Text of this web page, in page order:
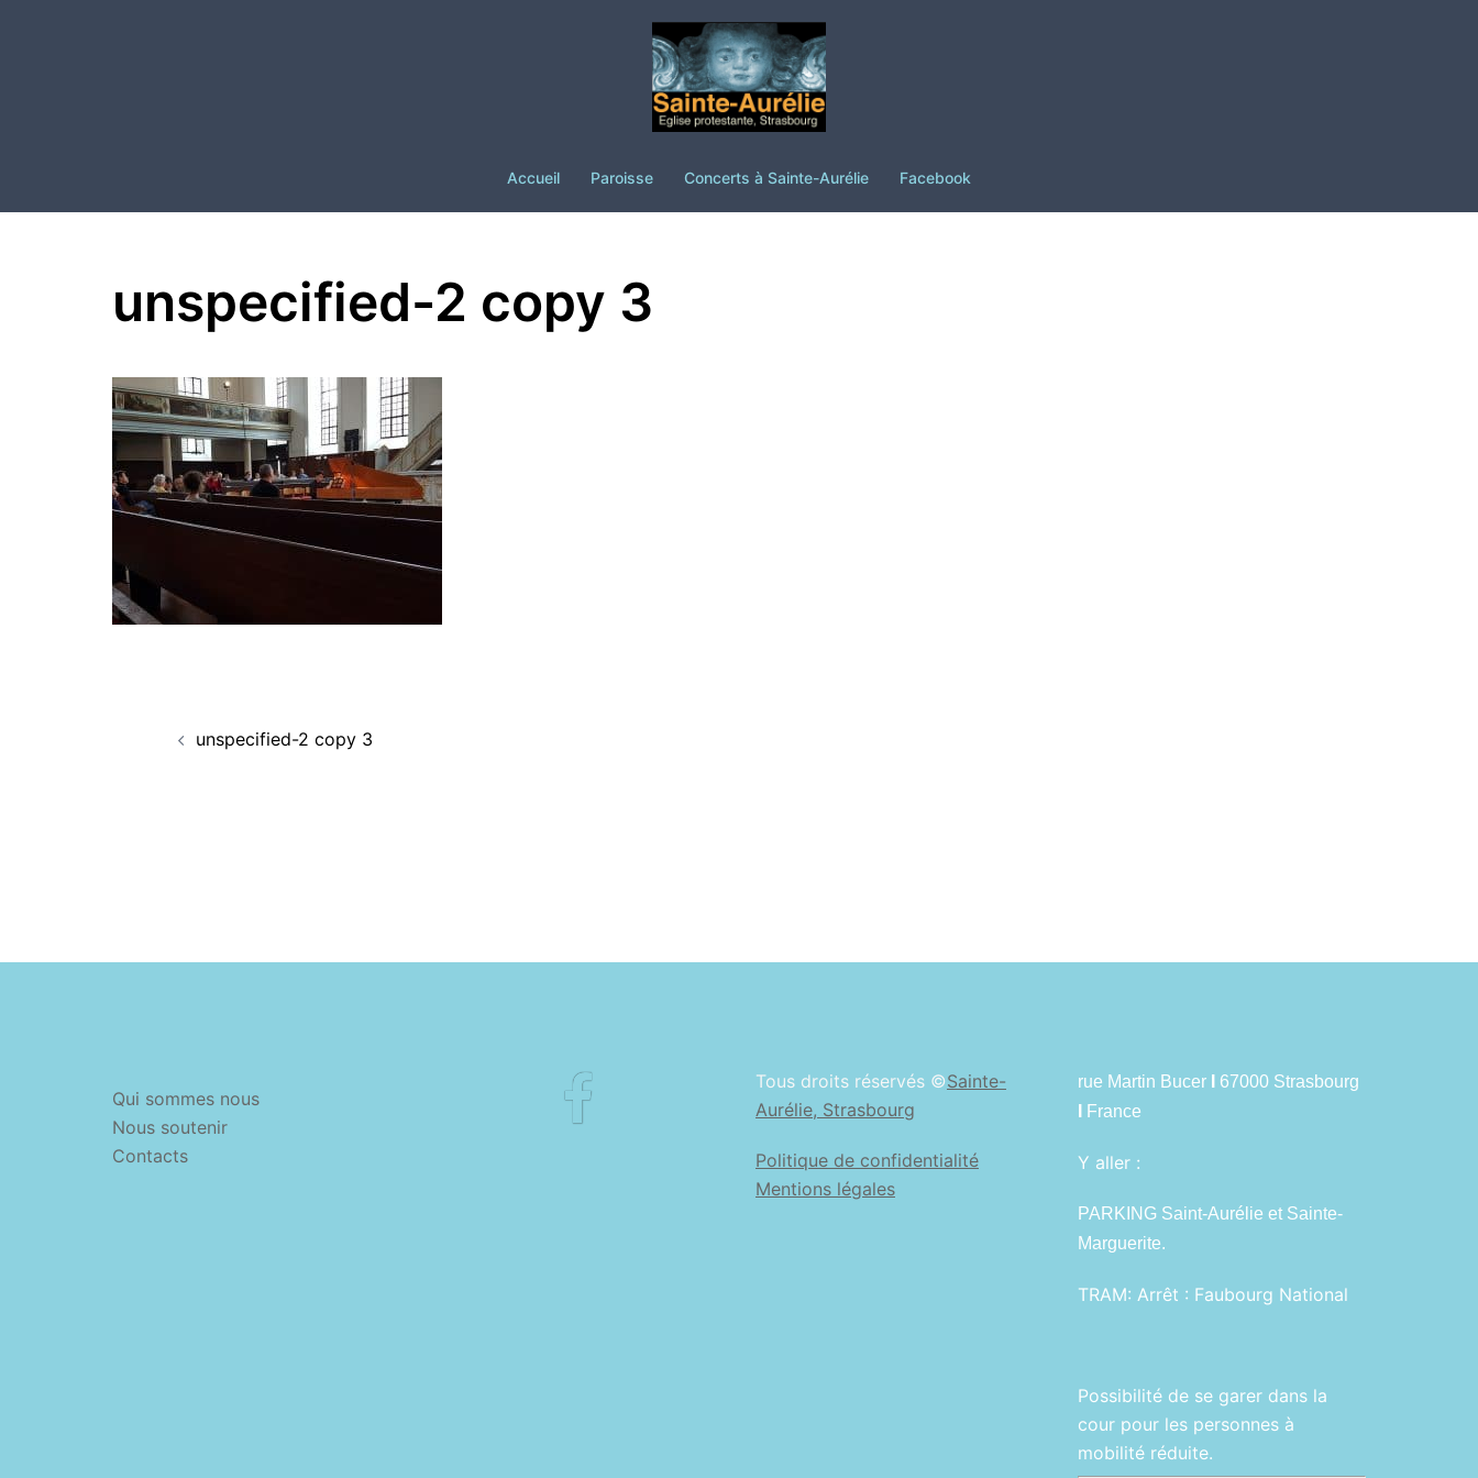
Accueil Paroisse Concerts à Sainte-Aurélie Facebook
unspecified-2 copy 3
Navigation
unspecified-2 copy 3
Qui sommes nous
Nous soutenir
Contacts
Tous droits réservés ©Sainte-
Aurélie, Strasbourg
Politique de confidentialité
Mentions légales
rue Martin Bucer
67000 Strasbourg
France
Y aller :
PARKING Saint-Aurélie et Sainte-
Marguerite.
TRAM: Arrêt : Faubourg National
Possibilité de se garer dans la
cour pour les personnes à
mobilité réduite.